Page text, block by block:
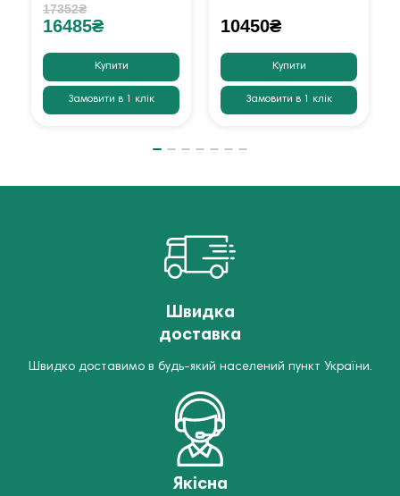
17352₴
16485₴
Купити
Замовити в 1 клік
10450₴
Купити
Замовити в 1 клік
Швидка
доставка
Швидко доставимо в будь-який населений пункт України.
Якісна